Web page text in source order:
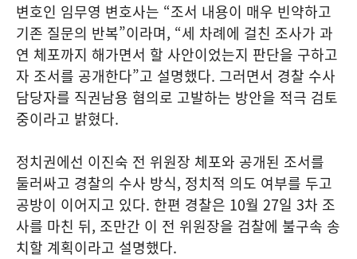
변호인 임무영 변호사는 “조서 내용이 매우 빈약하고
기존 질문의 반복”이라며, “세 차례에 걸친 조사가 과
연 체포까지 해가면서 할 사안이었는지 판단을 구하고
자 조서를 공개한다”고 설명했다. 그러면서 경찰 수사
담당자를 직권남용 혐의로 고발하는 방안을 적극 검토
중이라고 밝혔다.
정치권에선 이진숙 전 위원장 체포와 공개된 조서를
둘러싸고 경찰의 수사 방식, 정치적 의도 여부를 두고
공방이 이어지고 있다. 한편 경찰은 10월 27일 3차 조
사를 마친 뒤, 조만간 이 전 위원장을 검찰에 불구속 송
치할 계획이라고 설명했다.